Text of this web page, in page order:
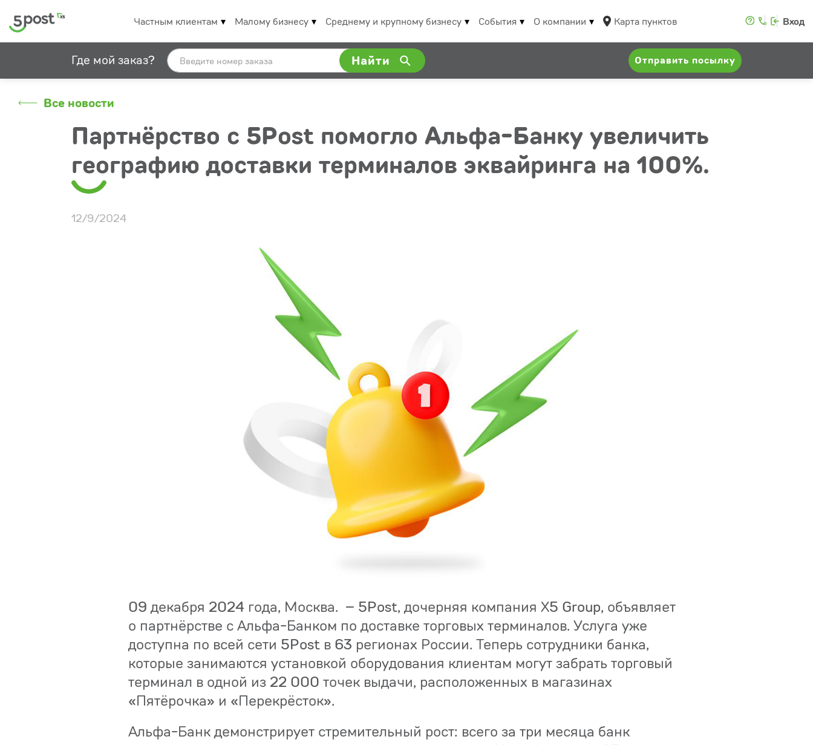
Частным клиентам Малому бизнесу Среднему и крупному бизнесу События О компании Карта пунктов Вход
Где мой заказ? Найти Отправить посылку
Все новости
Партнёрство с 5Post помогло Альфа-Банку увеличить
географию доставки терминалов эквайринга на 100%.
12/9/2024
09 декабря 2024 года, Москва. – 5Post, дочерняя компания Х5 Group, объявляет
о партнёрстве с Альфа-Банком по доставке торговых терминалов. Услуга уже
доступна по всей сети 5Post в 63 регионах России. Теперь сотрудники банка,
которые занимаются установкой оборудования клиентам могут забрать торговый
терминал в одной из 22 000 точек выдачи, расположенных в магазинах
«Пятёрочка» и «Перекрёсток».
Альфа-Банк демонстрирует стремительный рост: всего за три месяца банк